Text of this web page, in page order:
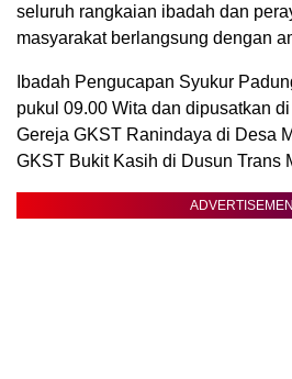
seluruh rangkaian ibadah dan
masyarakat berlangsung dengan
Ibadah Pengucapan Syukur
pukul 09.00 Wita dan dipusatkan
Gereja GKST Ranindaya di Desa
GKST Bukit Kasih di Dusun Trans